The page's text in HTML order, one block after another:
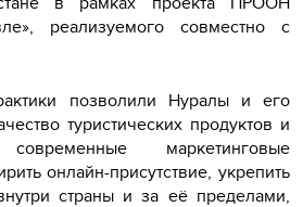
реализуемого совместно с
позволили Нуралы и его
туристических продуктов и
маркетинговые
онлайн-присутствие, укрепить
страны и за её пределами,